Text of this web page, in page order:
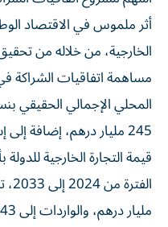
أثر ملموس في الاقتصاد
مساهمة اتفاقيات الشراكة
245 مليار درهم، إضافة
مليار درهم، والواردات إلى 343 مليار درهم.